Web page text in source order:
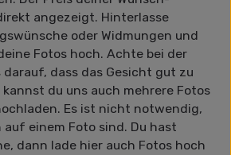
angezeigt. Hinterlasse
oder Widmungen und
Fotos hoch. Achte bei der
dass das Gesicht gut zu
du uns auch mehrere Fotos
Es ist nicht notwendig,
auf einem Foto sind. Du hast
dann lade hier auch Fotos hoch